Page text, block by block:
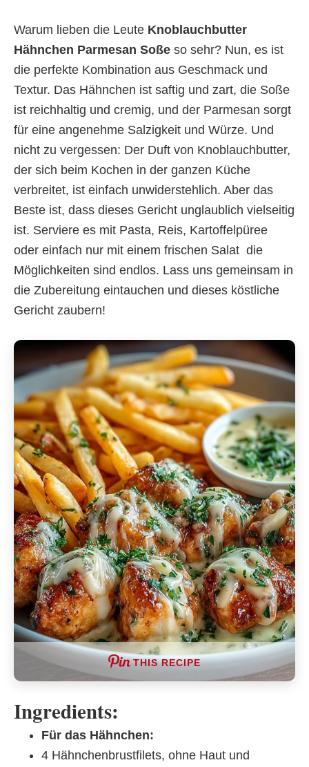
Warum lieben die Leute Knoblauchbutter
Hähnchen Parmesan Soße so sehr? Nun, es ist
die perfekte Kombination aus Geschmack und
Textur. Das Hähnchen ist saftig und zart, die Soße
ist reichhaltig und cremig, und der Parmesan sorgt
für eine angenehme Salzigkeit und Würze. Und
nicht zu vergessen: Der Duft von Knoblauchbutter,
der sich beim Kochen in der ganzen Küche
verbreitet, ist einfach unwiderstehlich. Aber das
Beste ist, dass dieses Gericht unglaublich vielseitig
ist. Serviere es mit Pasta, Reis, Kartoffelpüree
oder einfach nur mit einem frischen Salat  die
Möglichkeiten sind endlos. Lass uns gemeinsam in
die Zubereitung eintauchen und dieses köstliche
Gericht zaubern!
THIS RECIPE
Ingredients:
Für das Hähnchen:
4 Hähnchenbrustfilets, ohne Haut und